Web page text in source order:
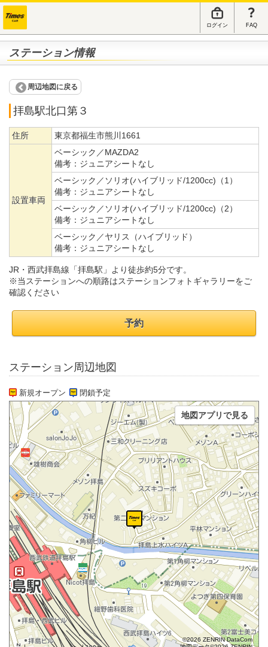
ログイン FAQ
ステーション情報
周辺地図に戻る
拝島駅北口第３
住所 東京都福生市熊川1661
設置車両
ベーシック／MAZDA2
備考： ジュニアシートなし
ベーシック／ソリオ(ハイブリッド/1200cc)（1）
備考： ジュニアシートなし
ベーシック／ソリオ(ハイブリッド/1200cc)（2）
備考： ジュニアシートなし
ベーシック／ヤリス（ハイブリッド）
備考： ジュニアシートなし
JR・西武拝島線「拝島駅」より徒歩約5分です。
※当ステーションへの順路はステーションフォトギャラリーをご
確認ください
予約
ステーション周辺地図
新規オープン 閉鎖予定
©2026 ZENRIN DataCom
地図アプリで見る